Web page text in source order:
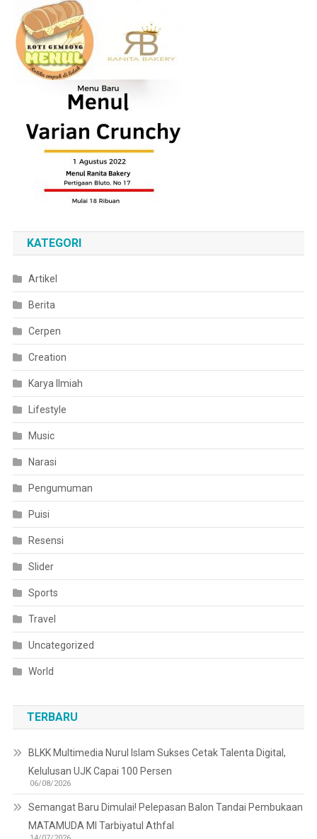
KATEGORI
Artikel
Berita
Cerpen
Creation
Karya Ilmiah
Lifestyle
Music
Narasi
Pengumuman
Puisi
Resensi
Slider
Sports
Travel
Uncategorized
World
TERBARU
BLKK Multimedia Nurul Islam Sukses Cetak Talenta Digital,
Kelulusan UJK Capai 100 Persen
06/08/2026
Semangat Baru Dimulai! Pelepasan Balon Tandai Pembukaan
MATAMUDA MI Tarbiyatul Athfal